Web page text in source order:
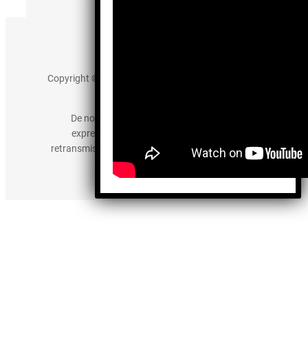
Copyright © 2025 somos-hermanos.mx. Todos los
De no existir previa autorización, queda
expresamente prohibida la publicación,
retransmisión, edición y cualquier otro uso de los
contenidos.